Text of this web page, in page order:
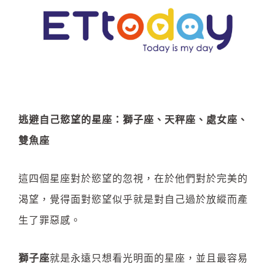
逃避自己慾望的星座： 獅子座、天秤座、處女座、
雙魚座
這四個星座對於慾望的忽視，在於他們對於完美的
渴望，覺得面對慾望似乎就是對自己過於放縱而產
生了罪惡感。
獅子座就是永遠只想看光明面的星座，並且最容易